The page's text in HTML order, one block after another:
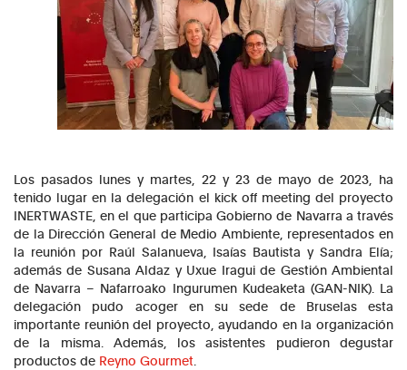
Los pasados lunes y martes, 22 y 23 de mayo de 2023, ha
tenido lugar en la delegación el kick off meeting del proyecto
INERTWASTE, en el que participa Gobierno de Navarra a través
de la Dirección General de Medio Ambiente, representados en
la reunión por Raúl Salanueva, Isaías Bautista y Sandra Elía;
además de Susana Aldaz y Uxue Iragui de Gestión Ambiental
de Navarra – Nafarroako Ingurumen Kudeaketa (GAN-NIK). La
delegación pudo acoger en su sede de Bruselas esta
importante reunión del proyecto, ayudando en la organización
de la misma. Además, los asistentes pudieron degustar
productos de Reyno Gourmet.